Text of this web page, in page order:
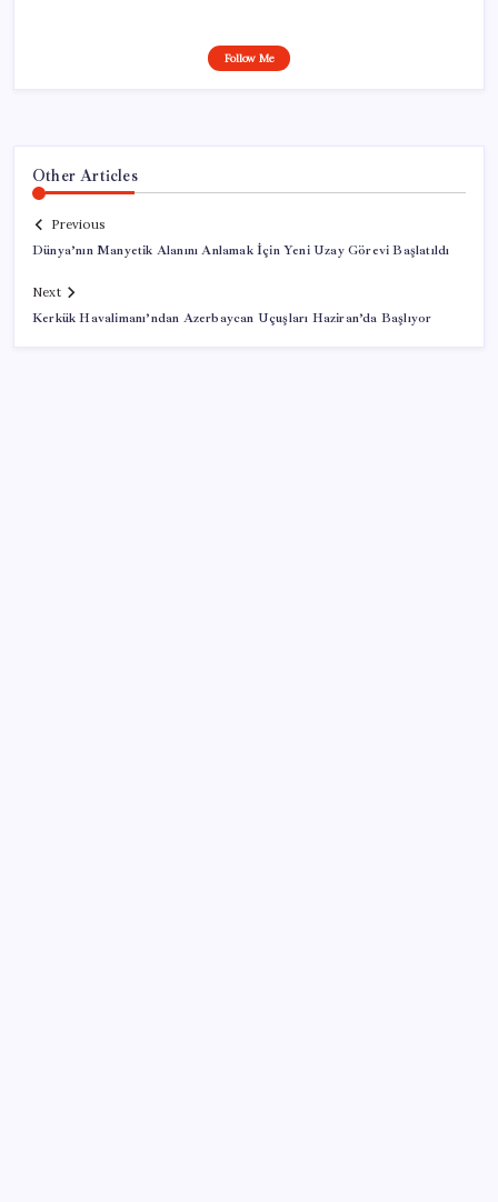
Follow Me
Other Articles
Previous
Dünya’nın Manyetik Alanını Anlamak İçin Yeni Uzay Görevi Başlatıldı
Next
Kerkük Havalimanı’ndan Azerbaycan Uçuşları Haziran’da Başlıyor